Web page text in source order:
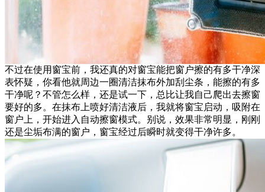
不过在使用窗宝前，我还真的对窗宝能把窗户擦的有多干净深
表怀疑，你看他就周边一圈清洁抹布外加刮尘条，能擦的有多
干净呢？不管怎么样，还是试一下，总比让我自己爬出去擦窗
要好的多。在抹布上喷好清洁液后，我就将窗宝启动，吸附在
窗户上，开始进入自动擦窗模式。别说，效果非常明显，刚刚
还是尘垢布满的窗户，窗宝经过后瞬时就变得干净许多。